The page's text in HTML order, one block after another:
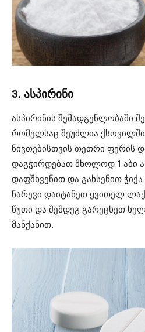
3. ასპირინი
ასპირინის შემადგენლობაში
რომელსაც შეუძლია
ნივთებისთვის თეთრი ფერის
დაგჭირდებათ მხოლოდ 1 აბი
დაფშხვენით და გახსენით
ნარევი დაიტანეთ ყვითელ
წუთი და შემდეგ გარეცხეთ
მანქანით.